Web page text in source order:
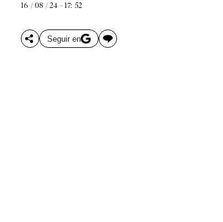
16 / 08 / 24 - 17: 52
Seguir en